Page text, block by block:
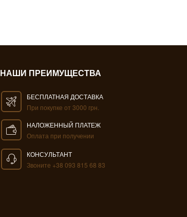
НАШИ ПРЕИМУЩЕСТВА
БЕСПЛАТНАЯ ДОСТАВКА
При покупке от 3000 грн.
НАЛОЖЕННЫЙ ПЛАТЕЖ
Оплата при получении
КОНСУЛЬТАНТ
Звоните +38 093 815 68 83